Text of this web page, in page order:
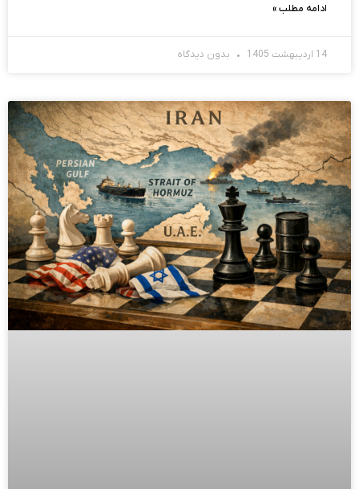
ادامه مطلب »
14 اردیبهشت 1405 بدون دیدگاه